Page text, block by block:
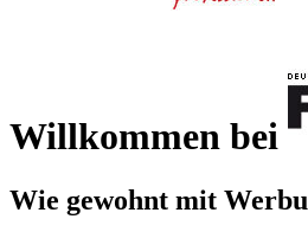
Willkommen bei
Wie gewohnt mit